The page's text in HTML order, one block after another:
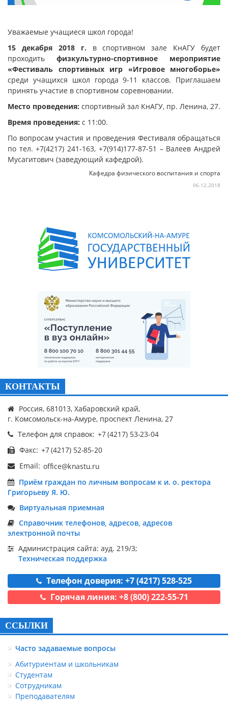
Уважаемые учащиеся школ города!
15 декабря 2018 г. в спортивном зале КнАГУ будет
проходить физкультурно-спортивное мероприятие
«Фестиваль спортивных игр «Игровое многоборье»
среди учащихся школ города 9-11 классов. Приглашаем
принять участие в спортивном соревновании.
Место проведения: спортивный зал КнАГУ, пр. Ленина, 27.
Время проведения: с 11:00.
По вопросам участия и проведения Фестиваля обращаться
по тел. +7(4217) 241-163, +7(914)177-87-51 – Валеев Андрей
Мусагитович (заведующий кафедрой).
Кафедра физического воспитания и спорта
06.12.2018
КОНТАКТЫ
Россия, 681013, Хабаровский край,
г. Комсомольск-на-Амуре, проспект Ленина, 27
Телефон для справок:
Факс:
Email:
Приём граждан по личным вопросам к и. о. ректора
Григорьеву Я. Ю.
Виртуальная приемная
Справочник телефонов, адресов, адресов
электронной почты
Администрация сайта: ауд. 219/3;
Техническая поддержка
Телефон доверия: +7 (4217) 528-525
Горячая линия: +8 (800) 222-55-71
ССЫЛКИ
Часто задаваемые вопросы
Абитуриентам и школьникам
Студентам
Сотрудникам
Преподавателям